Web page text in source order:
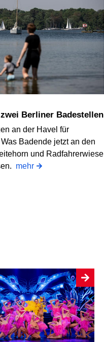
zwei Berliner Badestellen
an der Havel für
Badende jetzt an den
und Radfahrerwiese
mehr